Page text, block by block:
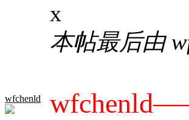
wfchenld
x
本帖最后由